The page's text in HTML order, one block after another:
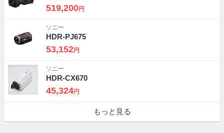
519,200円
ソニー
HDR-PJ675
53,152円
ソニー
HDR-CX670
45,324円
もっと見る